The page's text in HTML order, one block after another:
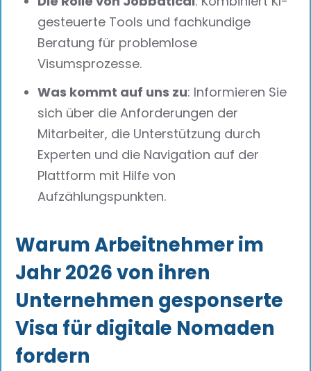
gesteuerte Tools und fachkundige
Beratung für problemlose
Visumsprozesse.
Was kommt auf uns zu: Informieren Sie
sich über die Anforderungen der
Mitarbeiter, die Unterstützung durch
Experten und die Navigation auf der
Plattform mit Hilfe von
Aufzählungspunkten.
Warum Arbeitnehmer im
Jahr 2026 von ihren
Unternehmen gesponserte
Visa für digitale Nomaden
fordern